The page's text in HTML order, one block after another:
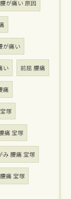
が痛い 原因
が痛い
い 前屈 腰痛
痛
塚
痛 宝塚
み 腰痛 宝塚
痛 宝塚